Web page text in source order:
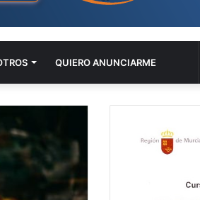
QUIERO ANUNCIARME